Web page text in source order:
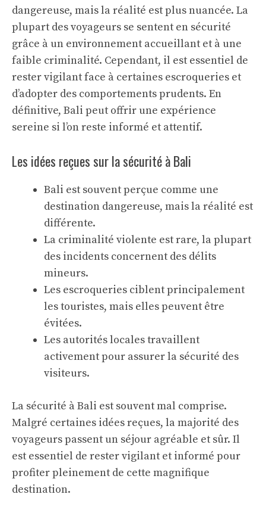
dangereuse, mais la réalité est plus nuancée. La
plupart des voyageurs se sentent en sécurité
grâce à un environnement accueillant et à une
faible criminalité. Cependant, il est essentiel de
rester vigilant face à certaines escroqueries et
d’adopter des comportements prudents. En
définitive, Bali peut offrir une expérience
sereine si l’on reste informé et attentif.
Les idées reçues sur la sécurité à Bali
Bali est souvent perçue comme une
destination dangereuse, mais la réalité est
différente.
La criminalité violente est rare, la plupart
des incidents concernent des délits
mineurs.
Les escroqueries ciblent principalement
les touristes, mais elles peuvent être
évitées.
Les autorités locales travaillent
activement pour assurer la sécurité des
visiteurs.
La sécurité à Bali est souvent mal comprise.
Malgré certaines idées reçues, la majorité des
voyageurs passent un séjour agréable et sûr. Il
est essentiel de rester vigilant et informé pour
profiter pleinement de cette magnifique
destination.